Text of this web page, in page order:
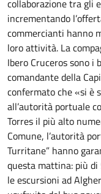
collaborazione tra gli
incrementando
commercianti hanno
loro attività. La
Ibero Cruceros sono
comandante della
confermato che «si è
all’autorità portuale
Torres il più alto
Comune, l’autorità
Turritane” hanno
questa mattina: più
le escursioni ad